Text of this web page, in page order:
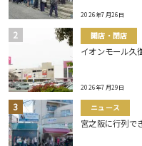
2026年7月26日
開店・閉店
イオンモール久
2026年7月29日
ニュース
宮之阪に行列で